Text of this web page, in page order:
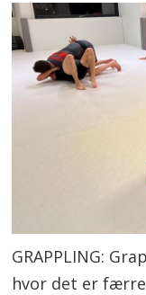
GRAPPLING:
hvor det er